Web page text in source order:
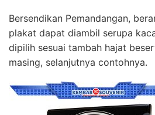
Bersendikan Pemandangan,
plakat dapat diambil serupa
dipilih sesuai tambah hajat
masing, selanjutnya contohnya.